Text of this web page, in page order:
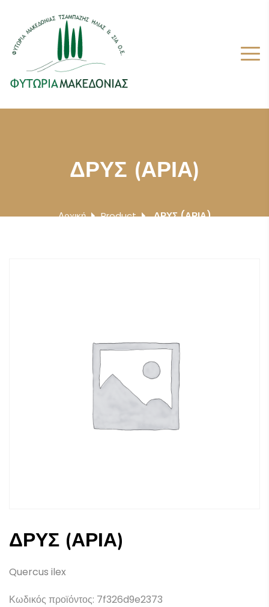
ΔΡΥΣ (ΑΡΙΑ)
Αρχική Product ΔΡΥΣ (ΑΡΙΑ)
ΔΡΥΣ (ΑΡΙΑ)
Quercus ilex
Κωδικός προϊόντος: 7f326d9e2373